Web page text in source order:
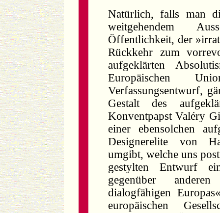
Natürlich, falls man
weitgehendem
Öffentlichkeit, der
Rückkehr zum
aufgeklärten
Europäischen
Verfassungsentwurf,
Gestalt des
Konventpapst Valéry
einer ebensolchen
Designerelite von
umgibt, welche uns
gestylten Entwurf
gegenüber
dialogfähigen
europäischen